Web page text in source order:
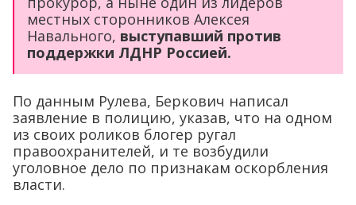
местных сторонников Алексея
Навального, выступавший против
поддержки ЛДНР Россией.
По данным Рулева, Беркович написал
заявление в полицию, указав, что на одном
из своих роликов блогер ругал
правоохранителей, и те возбудили
уголовное дело по признакам оскорбления
власти.